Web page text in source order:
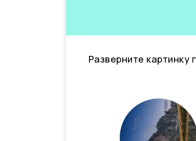
Разверните картинку